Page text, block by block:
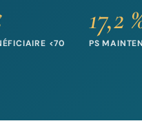
<70
17,2
PS